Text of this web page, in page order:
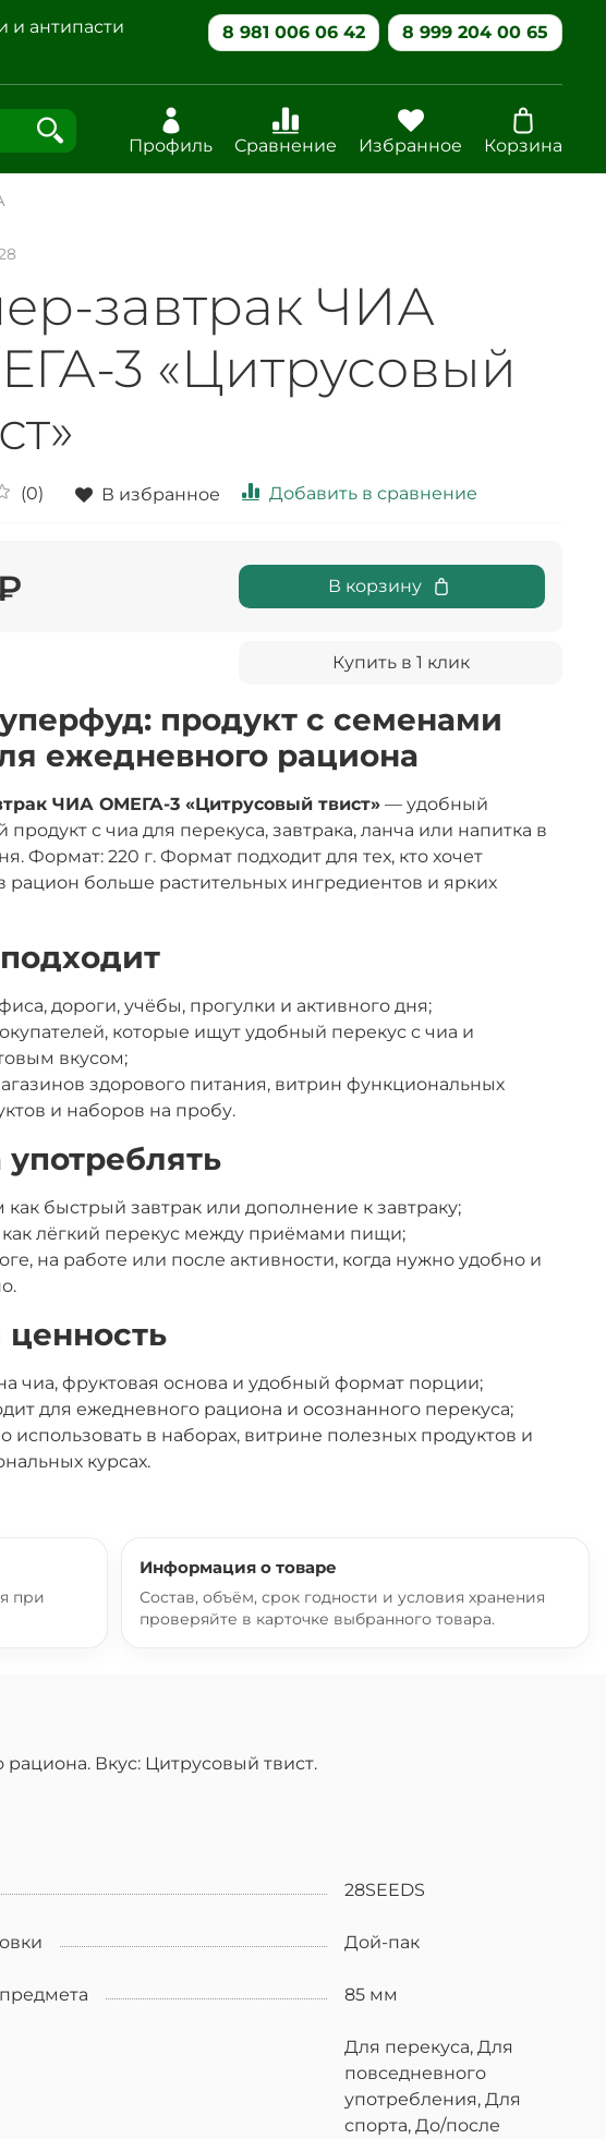
и антипасти
8 981 006 06 42 8 999 204 00 65
Профиль Сравнение Избранное Корзина
завтрак ЧИА
3 «Цитрусовый
(0) В избранное Добавить в сравнение
В корзину
Купить в 1 клик
продукт с семенами
ежедневного рациона
ЧИА ОМЕГА-3 «Цитрусовый твист» — удобный
продукт с чиа для перекуса, завтрака, ланча или напитка в
Формат: 220 г. Формат подходит для тех, кто хочет
рацион больше растительных ингредиентов и ярких
дороги, учёбы, прогулки и активного дня;
которые ищут удобный перекус с чиа и
вкусом;
здорового питания, витрин функциональных
и наборов на пробу.
употреблять
как быстрый завтрак или дополнение к завтраку;
лёгкий перекус между приёмами пищи;
на работе или после активности, когда нужно удобно и
чиа, фруктовая основа и удобный формат порции;
для ежедневного рациона и осознанного перекуса;
использовать в наборах, витрине полезных продуктов и
курсах.
при
Информация о товаре
Состав, объём, срок годности и условия хранения
проверяйте в карточке выбранного товара.
Вкус: Цитрусовый твист.
28SEEDS
Дой-пак
85 мм
Для перекуса, Для
повседневного
употребления, Для
спорта, До/после